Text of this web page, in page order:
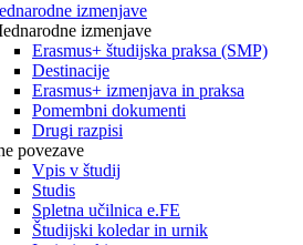
izmenjave
izmenjave
Erasmus+ študijska praksa (SMP)
Destinacije
Erasmus+ izmenjava in praksa
Pomembni dokumenti
Drugi razpisi
povezave
Vpis v študij
Studis
Spletna učilnica e.FE
Študijski koledar in urnik